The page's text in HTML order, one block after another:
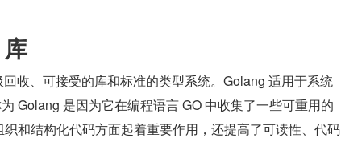
收、可接受的库和标准的类型系统。Golang 适用于系统
Golang 是因为它在编程语言 GO 中收集了一些可重用的
和结构化代码方面起着重要作用，还提高了可读性、代码